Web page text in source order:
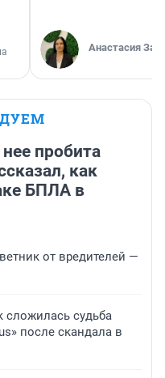
Анастасия
пробита
как
БПЛА в
от вредителей —
сложилась судьба
после скандала в